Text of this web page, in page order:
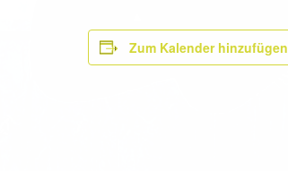
Zum Kalender hinzufügen